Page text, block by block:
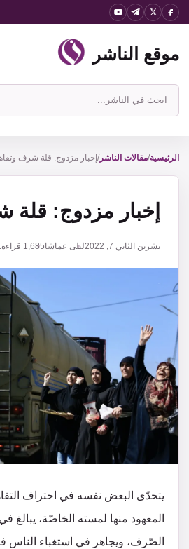
انتقل
المحتوى
موقع الناشر
ابحث
في
الناشر
الرئيسية/مقالات الناشر/ إخبار مزدوج: قلة شرف
إخبار مزدوج: قلة
تشرين الثاني 7, 2022 ليلى عماشا1,685 قراءة1
يتحدّى البعض نفسه في احتراف
المعهود منها لمسته الخاصّة، يبالغ
الصّرف، ويجاهر في استغباء الناس